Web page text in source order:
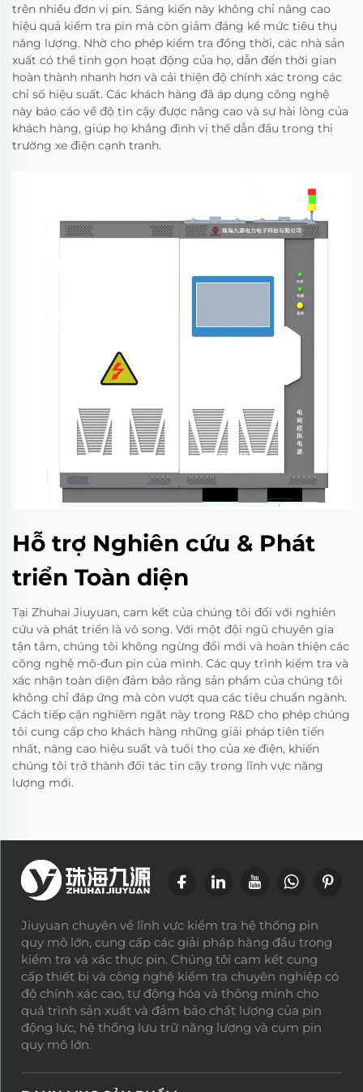
trên nhiều đơn vị pin. Sáng kiến này không chỉ nâng cao
hiệu quả kiểm tra pin mà còn giảm đáng kể mức tiêu thụ
năng lượng. Nhờ cho phép kiểm tra đồng thời, các nhà sản
xuất có thể tinh gọn hoạt động của họ, dẫn đến thời gian
hoàn thành nhanh hơn và cải thiện độ chính xác trong các
chỉ số hiệu suất. Các khách hàng đã áp dụng công nghệ
này báo cáo về độ tin cậy được nâng cao và sự hài lòng của
khách hàng, giúp họ khẳng định vị thế dẫn đầu trong thị
trường xe điện cạnh tranh.
Hỗ trợ Nghiên cứu & Phát
triển Toàn diện
Tại Zhuhai Jiuyuan, cam kết của chúng tôi đối với nghiên
cứu và phát triển là vô song. Với một đội ngũ chuyên gia
tận tâm, chúng tôi không ngừng đổi mới và hoàn thiện các
công nghệ mô-đun pin của mình. Các quy trình kiểm tra và
xác nhận toàn diện đảm bảo rằng sản phẩm của chúng tôi
không chỉ đáp ứng mà còn vượt qua các tiêu chuẩn ngành.
Cách tiếp cận nghiêm ngặt này trong R&D cho phép chúng
tôi cung cấp cho khách hàng những giải pháp tiên tiến
nhất, nâng cao hiệu suất và tuổi thọ của xe điện, khiến
chúng tôi trở thành đối tác tin cậy trong lĩnh vực năng
lượng mới.
Jiuyuan chuyên về lĩnh vực kiểm tra hệ thống pin
quy mô lớn, cung cấp các giải pháp hàng đầu trong
kiểm tra và xác thực pin. Chúng tôi cam kết cung
cấp thiết bị và công nghệ kiểm tra chuyên nghiệp có
độ chính xác cao, tự động hóa và thông minh cho
quá trình sản xuất và đảm bảo chất lượng của pin
động lực, hệ thống lưu trữ năng lượng và cụm pin
quy mô lớn.